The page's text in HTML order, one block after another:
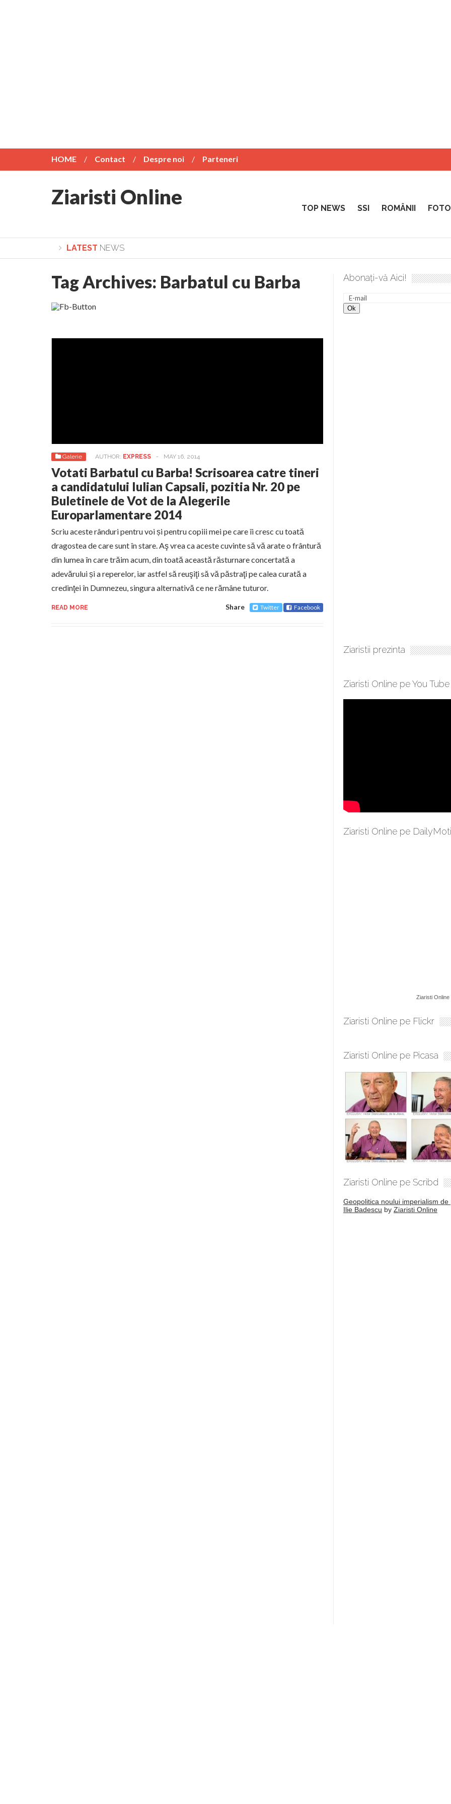
HOME Contact Despre noi Parteneri
Ziaristi Online TOP NEWS SSI ROMÂNII
LATEST NEWS
Lepădarea de sine și urmarea lui Hristos. Calea spre desăvârșire. Gând de duminică de Elena Solunca Moise
Tag Archives: Barbatul cu Barba
Galerie AUTHOR: EXPRESS - MAY 16, 2014
Votati Barbatul cu Barba! Scrisoarea catre tineri
a candidatului Iulian Capsali, pozitia Nr. 20 pe
Buletinele de Vot de la Alegerile
Europarlamentare 2014
Scriu aceste rânduri pentru voi și pentru copiii mei pe care îi cresc cu toată
dragostea de care sunt în stare. Aş vrea ca aceste cuvinte să vă arate o frântură
din lumea în care trăim acum, din toată această răsturnare concertată a
adevărului și a reperelor, iar astfel să reuşiţi să vă păstraţi pe calea curată a
credinţei în Dumnezeu, singura alternativă ce ne rămâne tuturor.
READ MORE Share Twitter Facebook
Abonați-vă Aici!
Ziaristii prezinta
Ziaristi Online pe You Tube
Ziaristi Online pe
Ziaristi Online
Ziaristi Online pe Flickr
Ziaristi Online pe Picasa
Ziaristi Online pe Scribd
Geopolitica noului imperialism de
Ilie Badescu by Ziaristi Online